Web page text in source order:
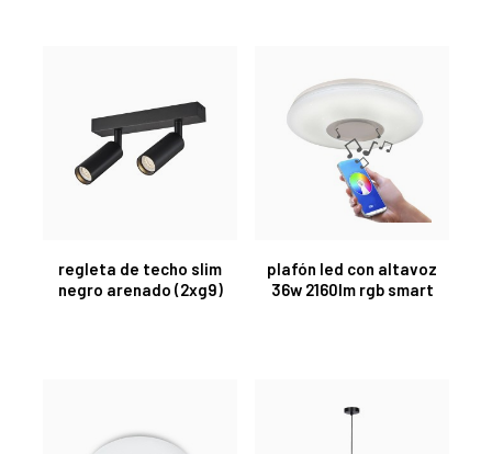
regleta de techo slim
negro arenado (2xg9)
plafón led con altavoz
36w 2160lm rgb smart